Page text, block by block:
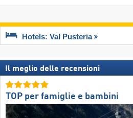
Hotels: Val Pusteria
Il meglio delle recensioni
TOP per famiglie e bambini